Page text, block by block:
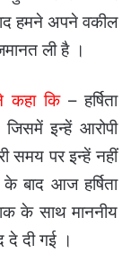
हमने अपने वकील
ली है ।
कहा कि– हर्षिता
इन्हें आरोपी
समय पर इन्हें नहीं
बाद आज हर्षिता
के साथ माननीय
दे दी गई ।